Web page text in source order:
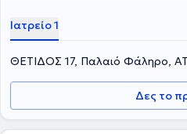
Ιατρείο 1
ΘΕΤΙΔΟΣ 17, Παλαιό Φάληρο,
Δες το